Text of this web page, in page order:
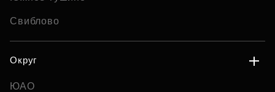
Свиблово
Округ
ЮАО